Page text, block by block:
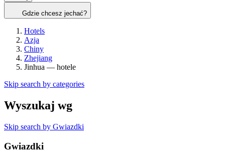
Gdzie chcesz jechać?
Hotels
Azja
Chiny
Zhejiang
Jinhua — hotele
Skip search by categories
Wyszukaj wg
Skip search by Gwiazdki
Gwiazdki